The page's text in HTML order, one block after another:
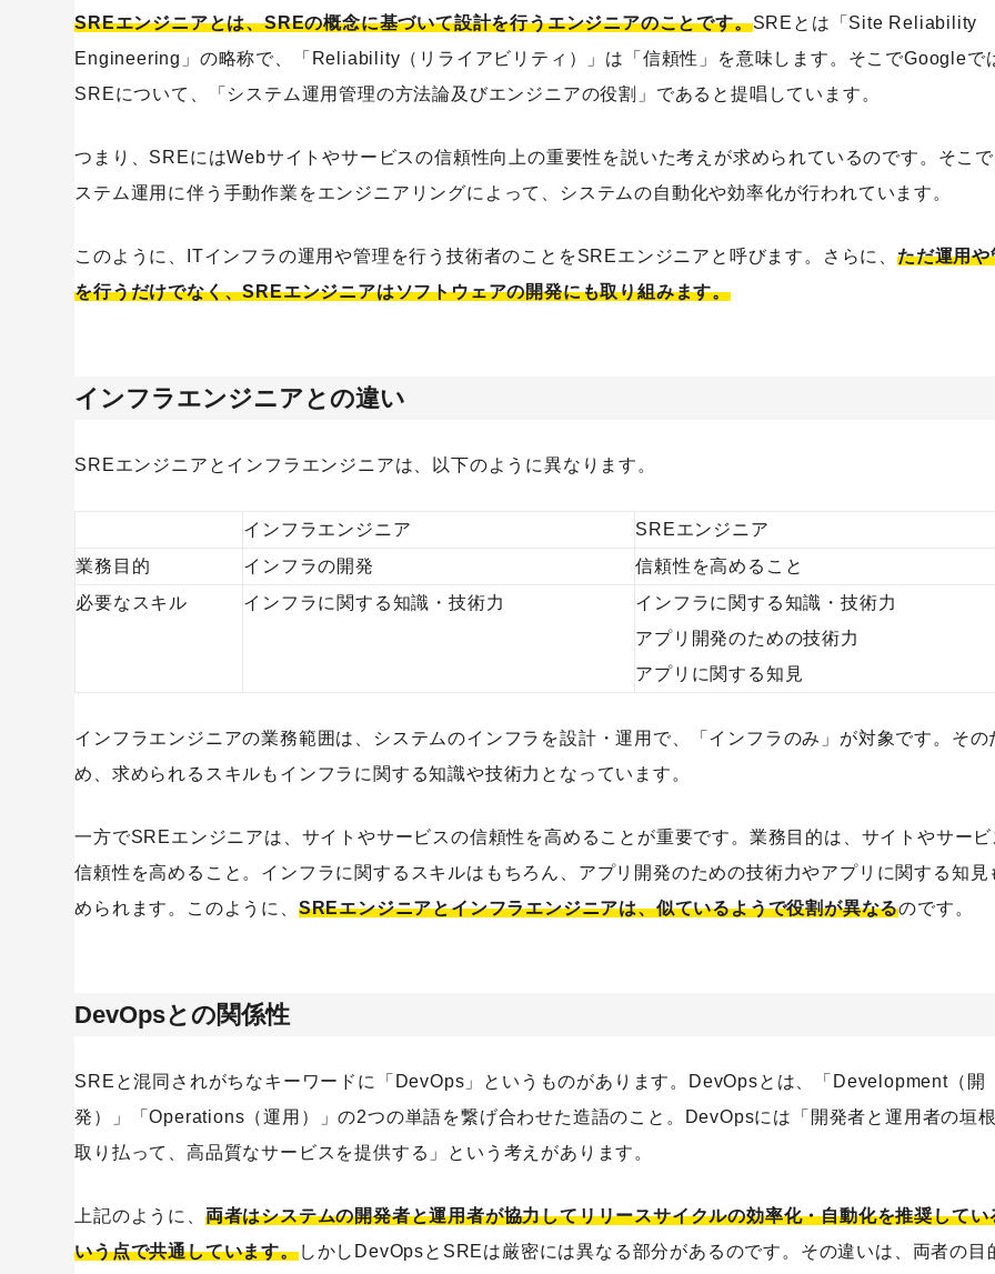
SREエンジニアになるための方法
未経験からSREエンジニア職に就職・転職する方法
2.プログラミングスクールに通う
3.関連資格を取得する
SREエンジニアとは、SREの概念に基づいて設計を行うエンジニアのことです。SREとは「Site Reliability
Engineering」の略称で、「Reliability（リライアビリティ）」は「信頼性」を意味します。そこでGoogleで
SREについて、「システム運用管理の方法論及びエンジニアの役割」であると提唱しています。
つまり、SREにはWebサイトやサービスの信頼性向上の重要性を説いた考えが求められているのです。そこ
ステム運用に伴う手動作業をエンジニアリングによって、システムの自動化や効率化が行われています。
このように、ITインフラの運用や管理を行う技術者のことをSREエンジニアと呼びます。さらに、ただ運用や
を行うだけでなく、SREエンジニアはソフトウェアの開発にも取り組みます。
インフラエンジニアとの違い
SREエンジニアとインフラエンジニアは、以下のように異なります。
インフラエンジニア
SREエンジニア
業務目的
インフラの開発
信頼性を高めること
必要なスキル
インフラに関する知識・技術力
インフラに関する知識・技術力
アプリ開発のための技術力
アプリに関する知見
インフラエンジニアの業務範囲は、システムのインフラを設計・運用で、「インフラのみ」が対象です。その
め、求められるスキルもインフラに関する知識や技術力となっています。
一方でSREエンジニアは、サイトやサービスの信頼性を高めることが重要です。業務目的は、サイトやサー
信頼性を高めること。インフラに関するスキルはもちろん、アプリ開発のための技術力やアプリに関する知見
められます。このように、 SREエンジニアとインフラエンジニアは、似ているようで役割が異なるのです。
DevOpsとの関係性
SREと混同されがちなキーワードに「DevOps」というものがあります。DevOpsとは、「Development（開
発）」「Operations（運用）」の2つの単語を繋げ合わせた造語のこと。DevOpsには「開発者と運用者の垣
取り払って、高品質なサービスを提供する」という考えがあります。
上記のように、 両者はシステムの開発者と運用者が協力してリリースサイクルの効率化・自動化を推奨してい
いう点で共通しています。しかしDevOpsとSREは厳密には異なる部分があるのです。その違いは、両者の目